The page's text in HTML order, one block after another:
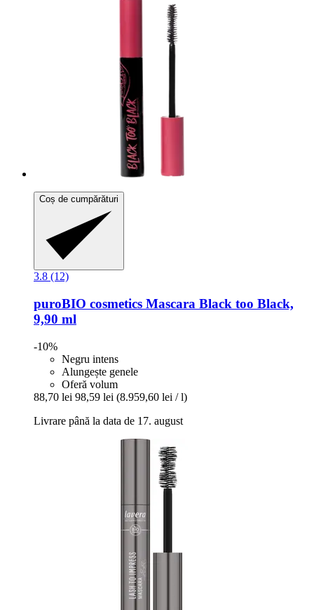
Coș de cumpărături
3.8 (12)
puroBIO cosmetics Mascara Black too Black,
9,90 ml
-10%
Negru intens
Alungește genele
Oferă volum
88,70 lei 98,59 lei (8.959,60 lei / l)
Livrare până la data de 17. august